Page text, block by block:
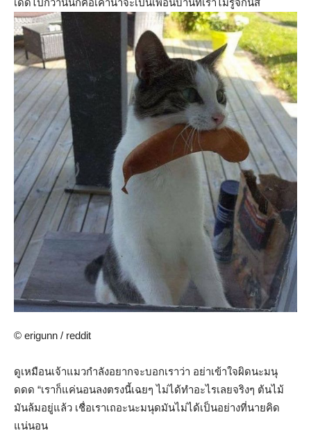
เด็ดไปกว่านั้นก็คือเค้าน่าจะเป็นเพื่อนบ้านที่เราไม่รู้จักนี้สิ
© erigunn / reddit
ดูเหมือนเจ้าแมวกำลังอยากจะบอกเราว่า อย่าเข้าใจผิดนะมนุ
ดดด “เราก็แค่นอนลงตรงนี้เฉยๆ ไม่ได้ทำอะไรเลยจริงๆ ต้นไม้
มันล้มอยู่แล้ว เชื่อเราเถอะนะมนุดมันไม่ได้เป็นอย่างที่นายคิด
แน่นอน